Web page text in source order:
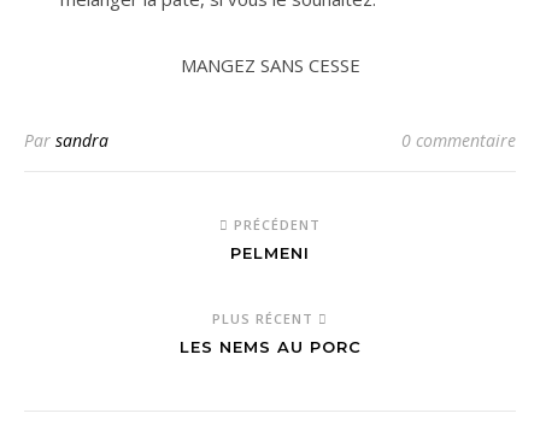
MANGEZ SANS CESSE
Par sandra 0 commentaire
PRÉCÉDENT
PELMENI
PLUS RÉCENT
LES NEMS AU PORC